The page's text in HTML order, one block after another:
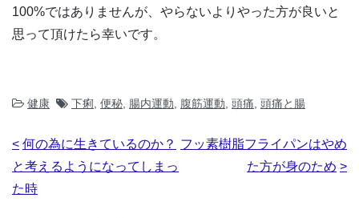
100%ではありませんが、やらないよりやった方が良いと
思って頂けたら幸いです。
健康 下痢 便秘 腸内運動 腹筋運動 頭痛 頭痛と腸
投
稿
ナ
何の為に生きているのか？
と考えるようになってしまっ
た時
フッ素樹脂フライパンはやめ
た方が身のため